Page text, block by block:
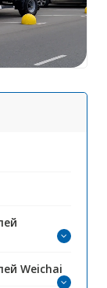
Weichai